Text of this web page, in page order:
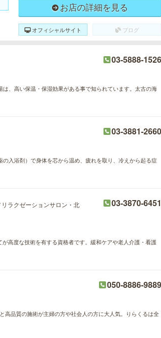
お店の詳細を見る
オフィシャルサイト ブログ
03-5888-1526
、高い保温・保湿効果がある事で知られています。太古の海
03-3881-2660
入浴剤）で身体を芯から温め、疲れを取り、冷えから起る症
ラクゼーションサロン・北
03-3870-6451
高度な技術を有する資格者です。緩和ケアや老人介護・看護
050-8886-9889
高品質の施術が主婦の方や社会人の方に大人気。りらくるは全